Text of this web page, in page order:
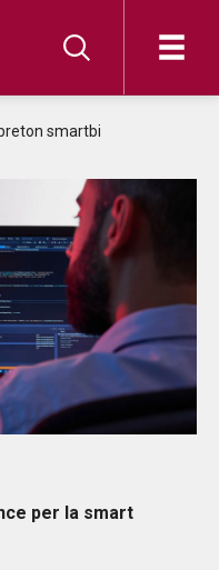
breton smartbi
per la smart